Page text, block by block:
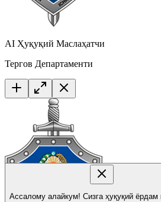
AI Ҳуқуқий Маслаҳатчи
Тергов Департаменти
Ассалому алайкум! Сизга ҳуқуқий ёрдам